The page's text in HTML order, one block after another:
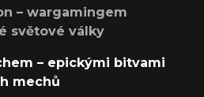
– wargamingem
světové války
– epickými bitvami
mechů